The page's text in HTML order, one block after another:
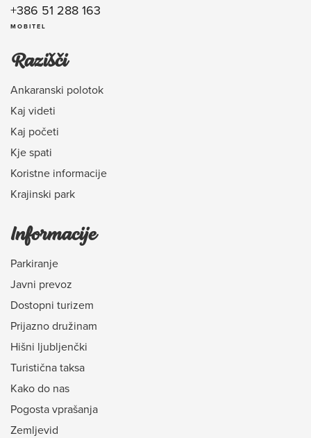
+386 51 288 163
MOBITEL
Razišči
Ankaranski polotok
Kaj videti
Kaj početi
Kje spati
Koristne informacije
Krajinski park
Informacije
Parkiranje
Javni prevoz
Dostopni turizem
Prijazno družinam
Hišni ljubljenčki
Turistična taksa
Kako do nas
Pogosta vprašanja
Zemljevid